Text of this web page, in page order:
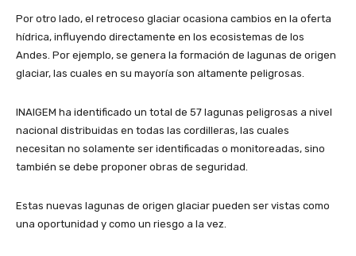
Por otro lado, el retroceso glaciar ocasiona cambios en la oferta
hídrica, influyendo directamente en los ecosistemas de los
Andes. Por ejemplo, se genera la formación de lagunas de origen
glaciar, las cuales en su mayoría son altamente peligrosas.
INAIGEM ha identificado un total de 57 lagunas peligrosas a nivel
nacional distribuidas en todas las cordilleras, las cuales
necesitan no solamente ser identificadas o monitoreadas, sino
también se debe proponer obras de seguridad.
Estas nuevas lagunas de origen glaciar pueden ser vistas como
una oportunidad y como un riesgo a la vez.